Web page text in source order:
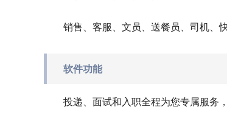
销售、客服、文员、送餐员、司机、
软件功能
投递、面试和入职全程为您专属服务